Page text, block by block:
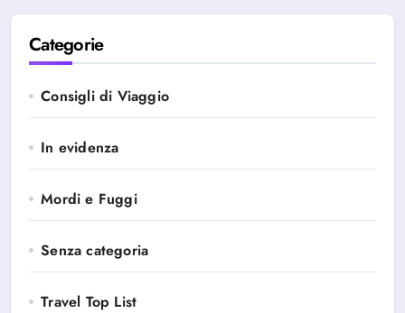
Categorie
Consigli di Viaggio
In evidenza
Mordi e Fuggi
Senza categoria
Travel Top List